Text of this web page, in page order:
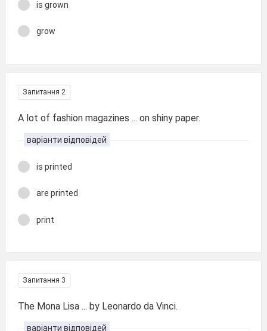
is grown
grow
Запитання 2
A lot of fashion magazines ... on shiny paper.
варіанти відповідей
is printed
are printed
print
Запитання 3
The Mona Lisa ... by Leonardo da Vinci.
варіанти відповідей